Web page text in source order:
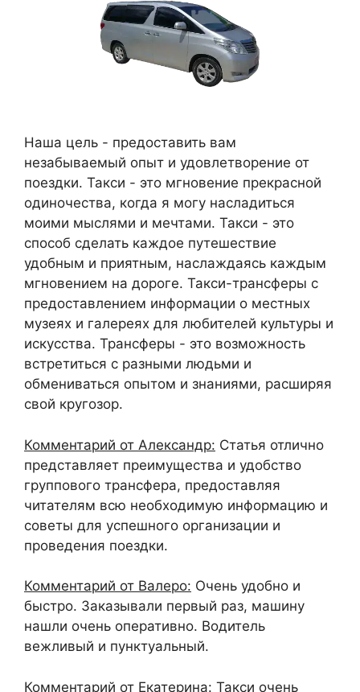
Наша цель - предоставить вам
незабываемый опыт и удовлетворение от
поездки. Такси - это мгновение прекрасной
одиночества, когда я могу насладиться
моими мыслями и мечтами. Такси - это
способ сделать каждое путешествие
удобным и приятным, наслаждаясь каждым
мгновением на дороге. Такси-трансферы с
предоставлением информации о местных
музеях и галереях для любителей культуры и
искусства. Трансферы - это возможность
встретиться с разными людьми и
обмениваться опытом и знаниями, расширяя
свой кругозор.
Комментарий от Александр: Статья отлично
представляет преимущества и удобство
группового трансфера, предоставляя
читателям всю необходимую информацию и
советы для успешного организации и
проведения поездки.
Комментарий от Валеро: Очень удобно и
быстро. Заказывали первый раз, машину
нашли очень оперативно. Водитель
вежливый и пунктуальный.
Комментарий от Екатерина: Такси очень